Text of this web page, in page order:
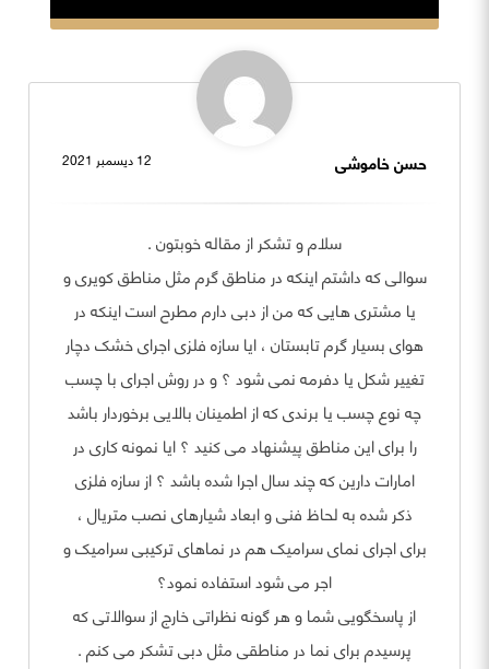
حسن خاموشی 12 ديسمبر 2021
سلام و تشکر از مقاله خوبتون .
سوالی که داشتم اینکه در مناطق گرم مثل مناطق کویری و
یا مشتری هایی که من از دبی دارم مطرح است اینکه در
هوای بسیار گرم تابستان ، ایا سازه فلزی اجرای خشک دچار
تغییر شکل یا دفرمه نمی شود ؟ و در روش اجرای با چسب
چه نوع چسب یا برندی که از اطمینان بالایی برخوردار باشد
را برای این مناطق پیشنهاد می کنید ؟ ایا نمونه کاری در
امارات دارین که چند سال اجرا شده باشد ؟ از سازه فلزی
ذکر شده به لحاظ فنی و ابعاد شیارهای نصب متریال ،
برای اجرای نمای سرامیک هم در نماهای ترکیبی سرامیک و
اجر می شود استفاده نمود؟
از پاسخگویی شما و هر گونه نظراتی خارج از سوالاتی که
پرسیدم برای نما در مناطقی مثل دبی تشکر می کنم .